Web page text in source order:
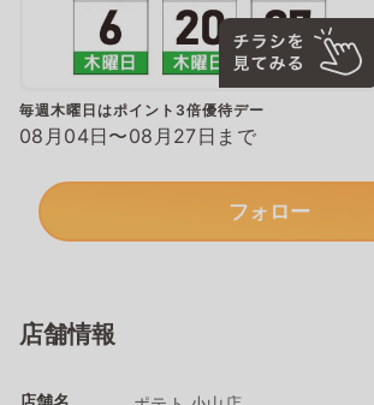
毎週木曜日はポイント3倍優待デー
08月04日〜08月27日まで
フォロー
店舗情報
店舗名